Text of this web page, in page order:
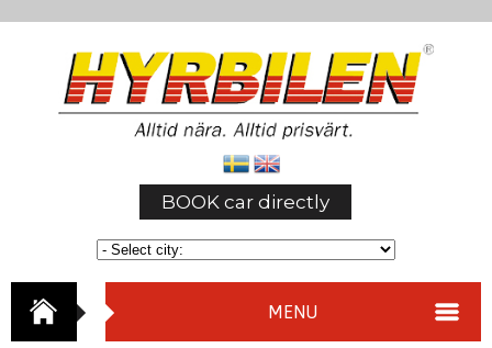
BOOK car directly
MENU